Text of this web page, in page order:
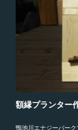
額縁プランター
鴨池川エナジーパー